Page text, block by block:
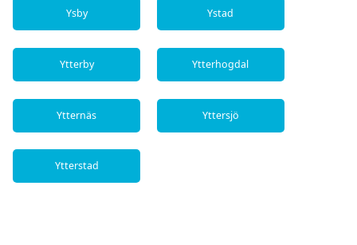
Ysby Ystad
Ytterby Ytterhogdal
Ytternäs Yttersjö
Ytterstad